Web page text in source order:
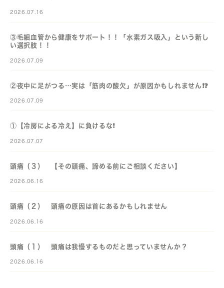
2026.07.16
③毛細血管から健康をサポート！！「水素ガス吸入」という新し
い選択肢！！
2026.07.09
②夜中に足がつる…実は「筋肉の酸欠」が原因かもしれません❗️❓️
2026.07.09
①【冷房による冷え】に負けるな❗️
2026.07.07
頭痛（３） 【その頭痛、諦める前にご相談ください】
2026.06.16
頭痛（２） 頭痛の原因は首にあるかもしれません
2026.06.16
頭痛（１） 頭痛は我慢するものだと思っていませんか？
2026.06.16